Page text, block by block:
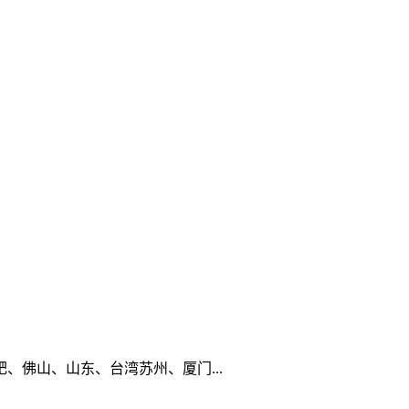
佛山、山东、台湾苏州、厦门...